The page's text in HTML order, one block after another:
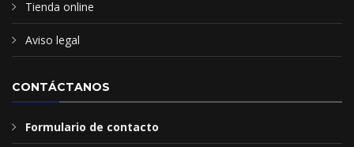
Tienda online
Aviso legal
CONTÁCTANOS
Formulario de contacto